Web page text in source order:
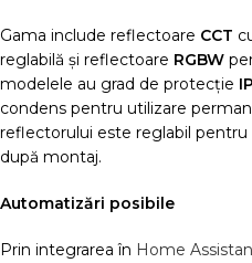
Gama include reflectoare CCT
reglabilă și reflectoare RGBW
modelele au grad de protecție
condens pentru utilizare
reflectorului este reglabil pentru
după montaj.
Automatizări posibile
Prin integrarea în Home